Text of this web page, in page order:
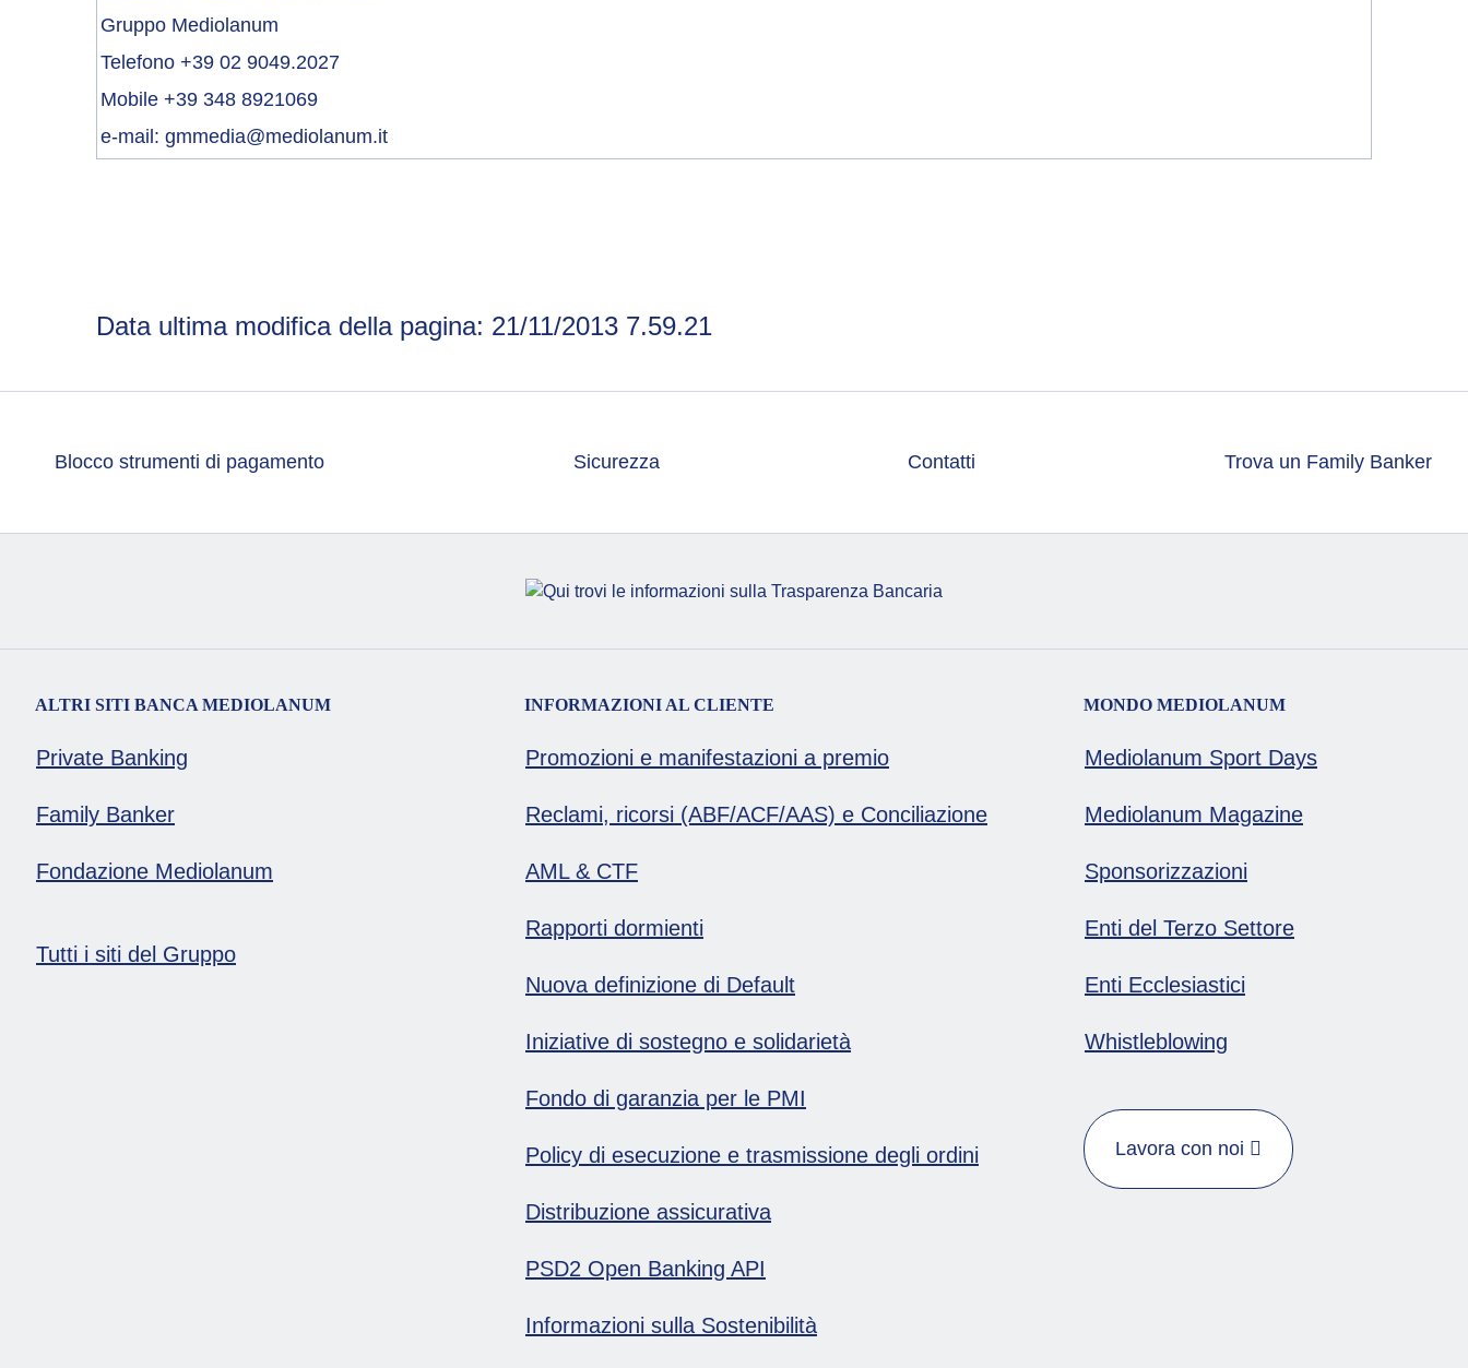
Gruppo Mediolanum
Telefono +39 02 9049.2027
Mobile +39 348 8921069
e-mail: gmmedia@mediolanum.it
Data ultima modifica della pagina: 21/11/2013 7.59.21
Blocco strumenti di pagamento Sicurezza Contatti Trova un Family Banker
ALTRI SITI BANCA MEDIOLANUM
Private Banking
Family Banker
Fondazione Mediolanum
Tutti i siti del Gruppo
INFORMAZIONI AL CLIENTE
Promozioni e manifestazioni a premio
Reclami, ricorsi (ABF/ACF/AAS) e Conciliazione
AML & CTF
Rapporti dormienti
Nuova definizione di Default
Iniziative di sostegno e solidarietà
Fondo di garanzia per le PMI
Policy di esecuzione e trasmissione degli ordini
Distribuzione assicurativa
PSD2 Open Banking API
Informazioni sulla Sostenibilità
MONDO MEDIOLANUM
Mediolanum Sport Days
Mediolanum Magazine
Sponsorizzazioni
Enti del Terzo Settore
Enti Ecclesiastici
Whistleblowing
Lavora con noi